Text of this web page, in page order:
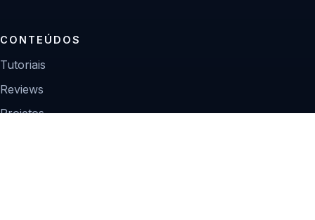
CONTEÚDOS
Tutoriais
Reviews
Projetos